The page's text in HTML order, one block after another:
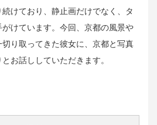
けており、静止画だけでなく、タ
けています。今回、京都の風景や
り取ってきた彼女に、京都と写真
お話ししていただきます。